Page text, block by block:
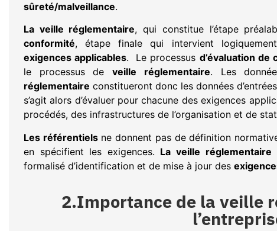
sûreté/malveillance.
La veille réglementaire, qui constitue l’étape
conformité, étape finale qui intervient
exigences applicables. Le processus d’évaluation de
le processus deveille réglementaire. Les
réglementaire constitueront donc les données
s’agit alors d’évaluer pour chacune des exigences
procédés, des infrastructures de l’organisation et de
Les référentielsne donnent pas de définition
en spécifient les exigences. La veille réglementaire
formalisé d’identification et de mise à jour des
2.Importance de la veille